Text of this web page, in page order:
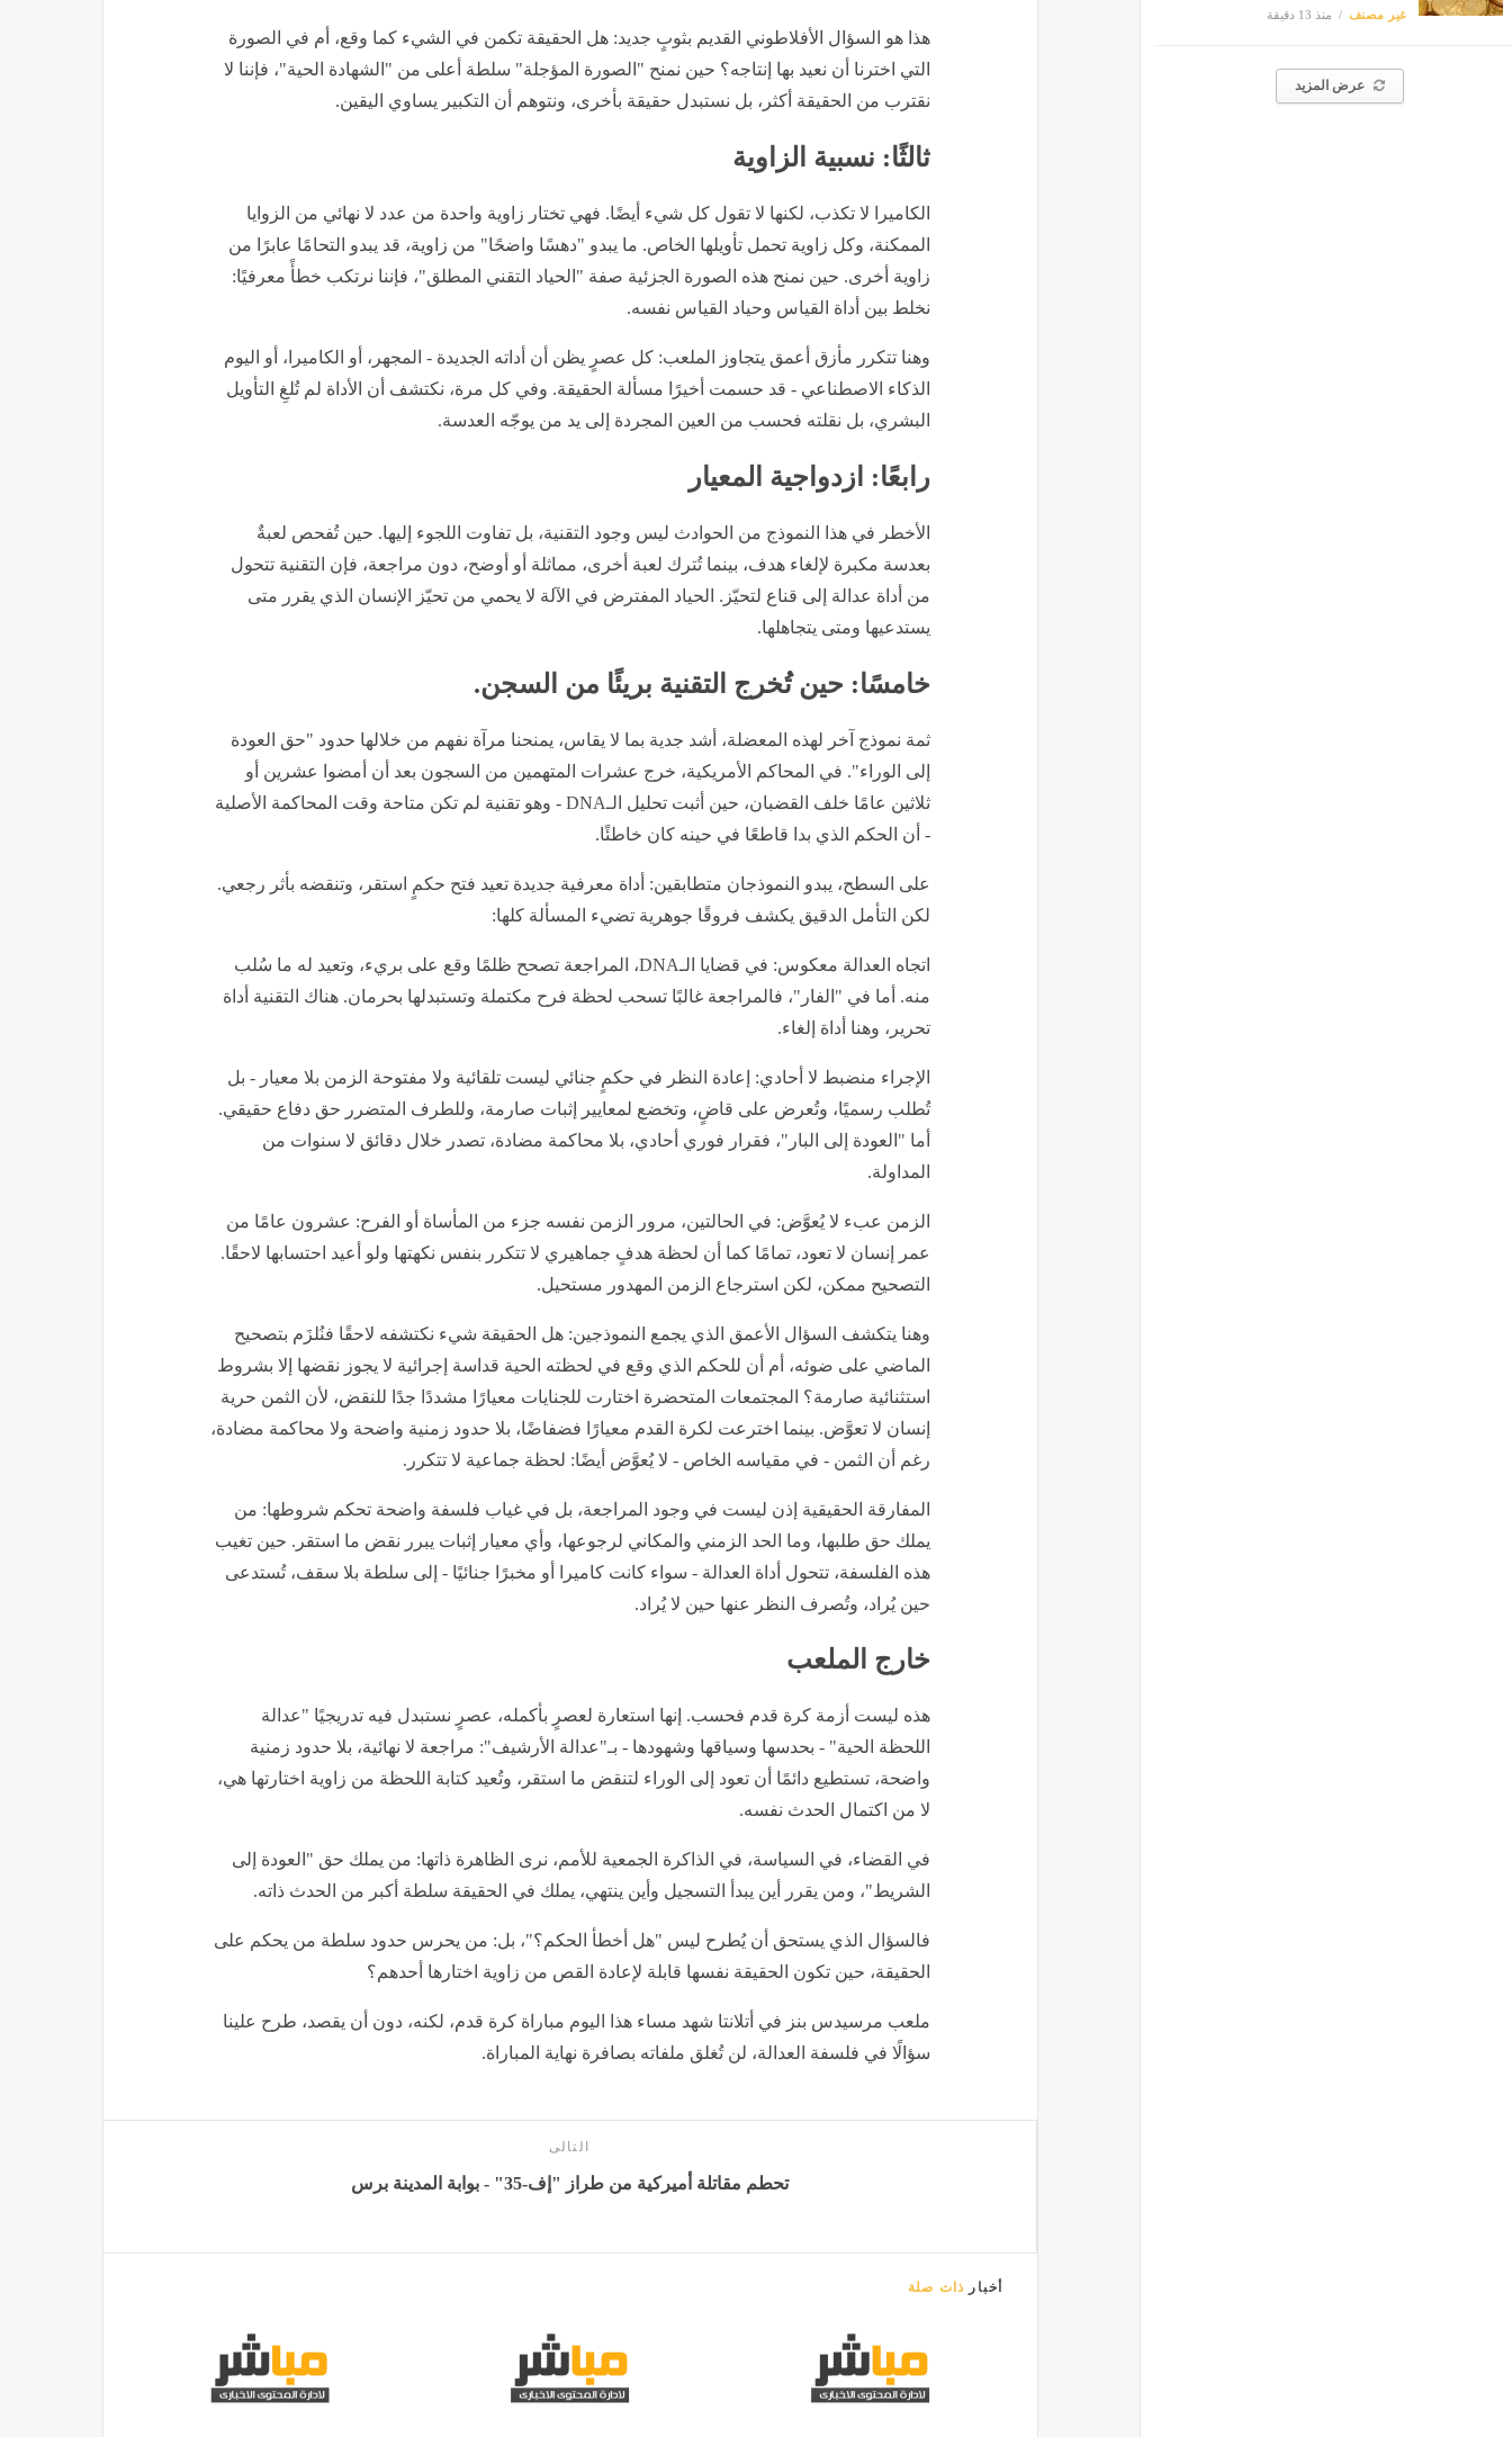
غير مصنف منذ 13 دقيقة
عرض المزيد
هذا هو السؤال الأفلاطوني القديم بثوبٍ جديد: هل الحقيقة تكمن في الشيء كما وقع، أم في الصورة
التي اخترنا أن نعيد بها إنتاجه؟ حين نمنح "الصورة المؤجلة" سلطة أعلى من "الشهادة الحية"، فإننا لا
نقترب من الحقيقة أكثر، بل نستبدل حقيقة بأخرى، ونتوهم أن التكبير يساوي اليقين.
ثالثًا: نسبية الزاوية
الكاميرا لا تكذب، لكنها لا تقول كل شيء أيضًا. فهي تختار زاوية واحدة من عدد لا نهائي من الزوايا
الممكنة، وكل زاوية تحمل تأويلها الخاص. ما يبدو "دهسًا واضحًا" من زاوية، قد يبدو التحامًا عابرًا من
زاوية أخرى. حين نمنح هذه الصورة الجزئية صفة "الحياد التقني المطلق"، فإننا نرتكب خطأً معرفيًا:
نخلط بين أداة القياس وحياد القياس نفسه.
وهنا تتكرر مأزق أعمق يتجاوز الملعب: كل عصرٍ يظن أن أداته الجديدة - المجهر، أو الكاميرا، أو اليوم
الذكاء الاصطناعي - قد حسمت أخيرًا مسألة الحقيقة. وفي كل مرة، نكتشف أن الأداة لم تُلغِ التأويل
البشري، بل نقلته فحسب من العين المجردة إلى يد من يوجّه العدسة.
رابعًا: ازدواجية المعيار
الأخطر في هذا النموذج من الحوادث ليس وجود التقنية، بل تفاوت اللجوء إليها. حين تُفحص لعبةٌ
بعدسة مكبرة لإلغاء هدف، بينما تُترك لعبة أخرى، مماثلة أو أوضح، دون مراجعة، فإن التقنية تتحول
من أداة عدالة إلى قناع لتحيّز. الحياد المفترض في الآلة لا يحمي من تحيّز الإنسان الذي يقرر متى
يستدعيها ومتى يتجاهلها.
خامسًا: حين تُخرج التقنية بريئًا من السجن.
ثمة نموذج آخر لهذه المعضلة، أشد جدية بما لا يقاس، يمنحنا مرآة نفهم من خلالها حدود "حق العودة
إلى الوراء". في المحاكم الأمريكية، خرج عشرات المتهمين من السجون بعد أن أمضوا عشرين أو
ثلاثين عامًا خلف القضبان، حين أثبت تحليل الـDNA - وهو تقنية لم تكن متاحة وقت المحاكمة الأصلية
- أن الحكم الذي بدا قاطعًا في حينه كان خاطئًا.
على السطح، يبدو النموذجان متطابقين: أداة معرفية جديدة تعيد فتح حكمٍ استقر، وتنقضه بأثر رجعي.
لكن التأمل الدقيق يكشف فروقًا جوهرية تضيء المسألة كلها:
اتجاه العدالة معكوس: في قضايا الـDNA، المراجعة تصحح ظلمًا وقع على بريء، وتعيد له ما سُلب
منه. أما في "الفار"، فالمراجعة غالبًا تسحب لحظة فرح مكتملة وتستبدلها بحرمان. هناك التقنية أداة
تحرير، وهنا أداة إلغاء.
الإجراء منضبط لا أحادي: إعادة النظر في حكمٍ جنائي ليست تلقائية ولا مفتوحة الزمن بلا معيار - بل
تُطلب رسميًا، وتُعرض على قاضٍ، وتخضع لمعايير إثبات صارمة، وللطرف المتضرر حق دفاع حقيقي.
أما "العودة إلى البار"، فقرار فوري أحادي، بلا محاكمة مضادة، تصدر خلال دقائق لا سنوات من
المداولة.
الزمن عبء لا يُعوَّض: في الحالتين، مرور الزمن نفسه جزء من المأساة أو الفرح: عشرون عامًا من
عمر إنسان لا تعود، تمامًا كما أن لحظة هدفٍ جماهيري لا تتكرر بنفس نكهتها ولو أعيد احتسابها لاحقًا.
التصحيح ممكن، لكن استرجاع الزمن المهدور مستحيل.
وهنا يتكشف السؤال الأعمق الذي يجمع النموذجين: هل الحقيقة شيء نكتشفه لاحقًا فنُلزَم بتصحيح
الماضي على ضوئه، أم أن للحكم الذي وقع في لحظته الحية قداسة إجرائية لا يجوز نقضها إلا بشروط
استثنائية صارمة؟ المجتمعات المتحضرة اختارت للجنايات معيارًا مشددًا جدًا للنقض، لأن الثمن حرية
إنسان لا تعوَّض. بينما اخترعت لكرة القدم معيارًا فضفاضًا، بلا حدود زمنية واضحة ولا محاكمة مضادة،
رغم أن الثمن - في مقياسه الخاص - لا يُعوَّض أيضًا: لحظة جماعية لا تتكرر.
المفارقة الحقيقية إذن ليست في وجود المراجعة، بل في غياب فلسفة واضحة تحكم شروطها: من
يملك حق طلبها، وما الحد الزمني والمكاني لرجوعها، وأي معيار إثبات يبرر نقض ما استقر. حين تغيب
هذه الفلسفة، تتحول أداة العدالة - سواء كانت كاميرا أو مخبرًا جنائيًا - إلى سلطة بلا سقف، تُستدعى
حين يُراد، وتُصرف النظر عنها حين لا يُراد.
خارج الملعب
هذه ليست أزمة كرة قدم فحسب. إنها استعارة لعصرٍ بأكمله، عصرٍ نستبدل فيه تدريجيًا "عدالة
اللحظة الحية" - بحدسها وسياقها وشهودها - بـ"عدالة الأرشيف": مراجعة لا نهائية، بلا حدود زمنية
واضحة، تستطيع دائمًا أن تعود إلى الوراء لتنقض ما استقر، وتُعيد كتابة اللحظة من زاوية اختارتها هي،
لا من اكتمال الحدث نفسه.
في القضاء، في السياسة، في الذاكرة الجمعية للأمم، نرى الظاهرة ذاتها: من يملك حق "العودة إلى
الشريط"، ومن يقرر أين يبدأ التسجيل وأين ينتهي، يملك في الحقيقة سلطة أكبر من الحدث ذاته.
فالسؤال الذي يستحق أن يُطرح ليس "هل أخطأ الحكم؟"، بل: من يحرس حدود سلطة من يحكم على
الحقيقة، حين تكون الحقيقة نفسها قابلة لإعادة القص من زاوية اختارها أحدهم؟
ملعب مرسيدس بنز في أتلانتا شهد مساء هذا اليوم مباراة كرة قدم، لكنه، دون أن يقصد، طرح علينا
سؤالًا في فلسفة العدالة، لن تُغلق ملفاته بصافرة نهاية المباراة.
التالى
تحطم مقاتلة أميركية من طراز "إف-35" - بوابة المدينة برس
أخبار ذات صلة